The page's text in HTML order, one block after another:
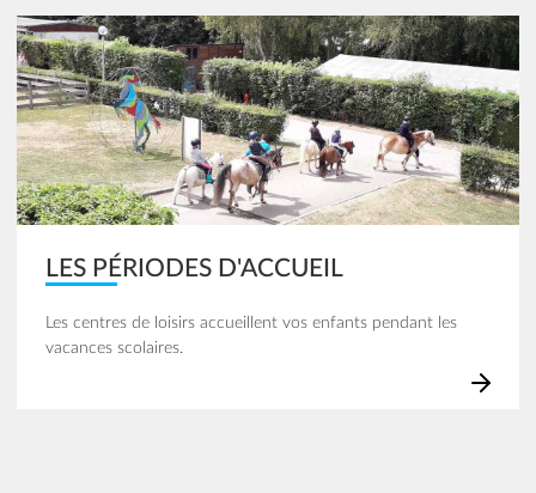
Image
LES PÉRIODES D'ACCUEIL
Les centres de loisirs accueillent vos enfants pendant les
vacances scolaires.